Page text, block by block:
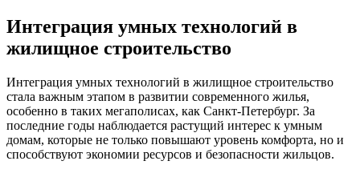
Интеграция умных технологий в
жилищное строительство
Интеграция умных технологий в жилищное строительство
стала важным этапом в развитии современного жилья,
особенно в таких мегаполисах, как Санкт-Петербург. За
последние годы наблюдается растущий интерес к умным
домам, которые не только повышают уровень комфорта, но и
способствуют экономии ресурсов и безопасности жильцов.